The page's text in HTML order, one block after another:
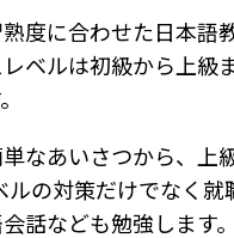
度に合わせた日本語
ベルは初級から上級
なあいさつから、上
ルの対策だけでなく就
話なども勉強します。